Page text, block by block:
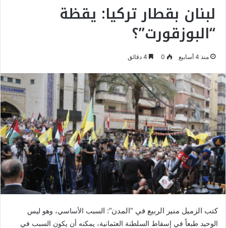
لبنان بقطار تركيا: يقظة
“البوزقورت”؟
منذ 4 أسابيع 0
كتب الزميل منير الربيع في “المدن”: السبب الأساسي، وهو ليس
الوحيد طبعاً في إسقاط السلطنة العثمانية، يمكنه أن يكون السبب في